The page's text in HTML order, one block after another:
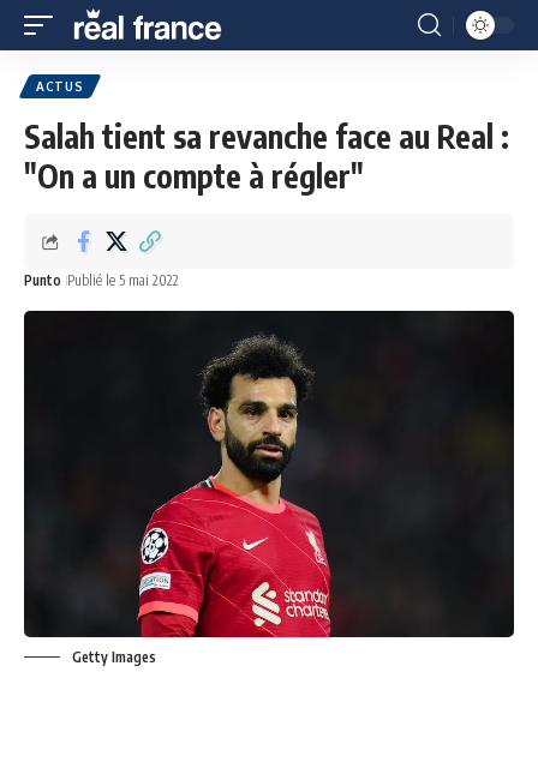
ACTUS
Salah tient sa revanche face au Real :
"On a un compte à régler"
Punto Publié le 5 mai 2022
Getty Images